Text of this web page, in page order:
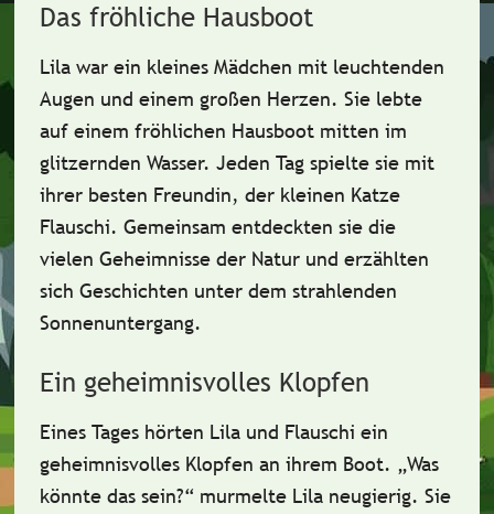
Das fröhliche Hausboot
Lila war ein kleines Mädchen mit leuchtenden
Augen und einem großen Herzen. Sie lebte
auf einem fröhlichen Hausbootmitten im
glitzernden Wasser. Jeden Tag spielte sie mit
ihrer besten Freundin, der kleinen Katze
Flauschi. Gemeinsam entdeckten sie die
vielen Geheimnisse der Natur und erzählten
sich Geschichten unter dem strahlenden
Sonnenuntergang.
Ein geheimnisvolles Klopfen
Eines Tages hörten Lila und Flauschi ein
geheimnisvolles Klopfen an ihrem Boot. „Was
könnte das sein?“ murmelte Lila neugierig. Sie